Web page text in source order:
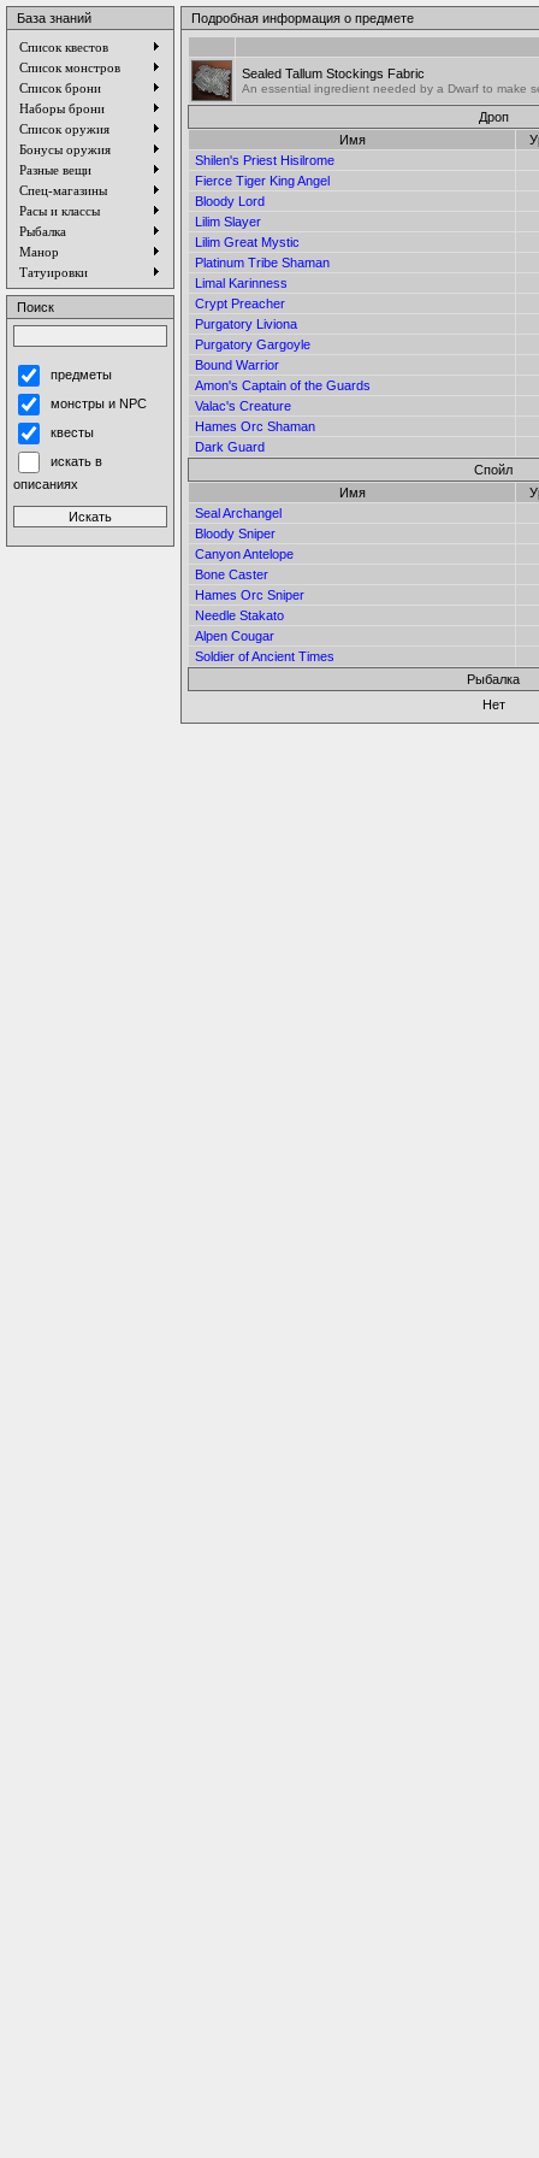
База знаний
Список квестов
Список монстров
Список брони
Наборы брони
Список оружия
Бонусы оружия
Разные вещи
Спец-магазины
Расы и классы
Рыбалка
Манор
Татуировки
Поиск
предметы
монстры и NPC
квесты
искать в
описаниях
Подробная информация о предмете
Sealed Tallum Stockings Fabric
An essential ingredient needed by a Dwarf to make
Дроп
Имя
Shilen's Priest Hisilrome
Fierce Tiger King Angel
Bloody Lord
Lilim Slayer
Lilim Great Mystic
Platinum Tribe Shaman
Limal Karinness
Crypt Preacher
Purgatory Liviona
Purgatory Gargoyle
Bound Warrior
Amon's Captain of the Guards
Valac's Creature
Hames Orc Shaman
Dark Guard
Спойл
Имя
Seal Archangel
Bloody Sniper
Canyon Antelope
Bone Caster
Hames Orc Sniper
Needle Stakato
Alpen Cougar
Soldier of Ancient Times
Рыбалка
Нет